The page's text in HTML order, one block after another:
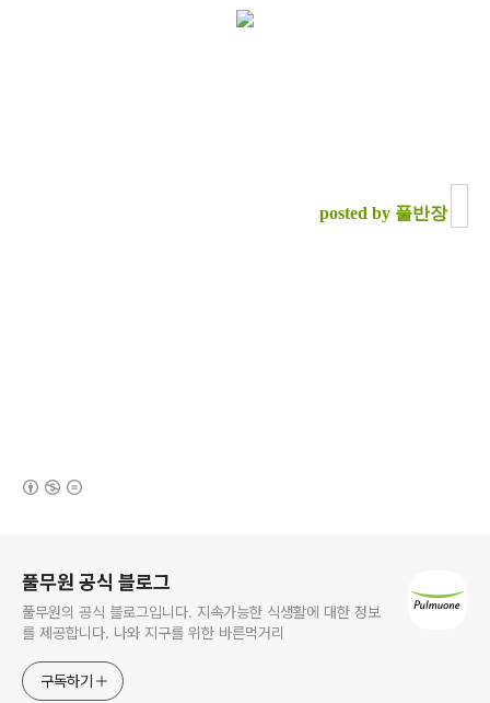
posted by 풀반장
풀무원 공식 블로그
풀무원의 공식 블로그입니다. 지속가능한 식생활에 대한 정보
를 제공합니다. 나와 지구를 위한 바른먹거리
구독하기